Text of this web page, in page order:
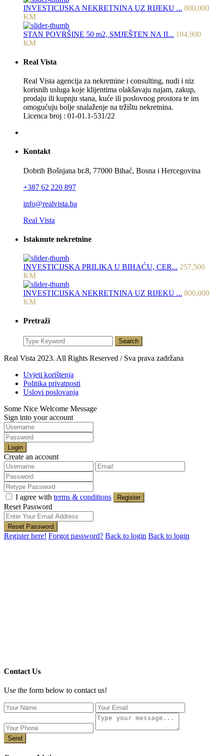
INVESTICIJSKA NEKRETNINA UZ RIJEKU ... 800,000
KM
STAN POVRŠINE 50 m2, SMJEŠTEN NA II... 104,900
KM
Real Vista
Real Vista agencija za nekretnine i consulting, nudi i niz
korisnih usluga koje klijentima olakšavaju najam, zakup,
prodaju ili kupnju stana, kuće ili poslovnog prostora te im
omogućuju bolje snalaženje na tržištu nekretnina.
Licenca broj : 01-01.1-531/22
Kontakt
Dobrih Bošnjana br.8, 77000 Bihać, Bosna i Hercegovina
+387 62 220 897
info@realvista.ba
Real Vista
Istaknute nekretnine
INVESTICIJSKA PRILIKA U BIHAĆU, CER... 257,500
KM
INVESTICIJSKA NEKRETNINA UZ RIJEKU ... 800,000
KM
Pretraži
Search
Real Vista 2023. All Rights Reserved / Sva prava zadržana
Uvjeti korištenja
Politika privatnosti
Uslovi poslovanja
Some Nice Welcome Message
Sign into your account
Login
Create an account
I agree with terms & conditions Register
Reset Password
Reset Password
Register here! Forgot password? Back to login Back to login
Contact Us
Use the form below to contact us!
Send